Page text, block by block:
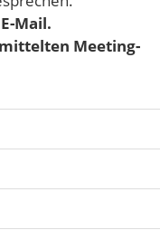
Mail.
Meeting-